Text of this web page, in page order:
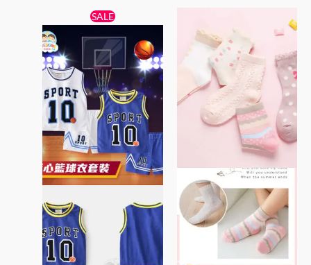
SALE
始
價
格：
$65。
目
前
價
格：
$55。
品
有
多
種
式。
可
在
產
品
頁
面
選
產
有
多
種
款
式。
可
在
產
品
頁
面
選